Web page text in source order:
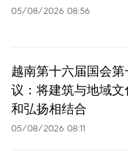
05/08/2026 08:56
越南第十六届国会
议：将建筑与地域
和弘扬相结合
05/08/2026 08:11